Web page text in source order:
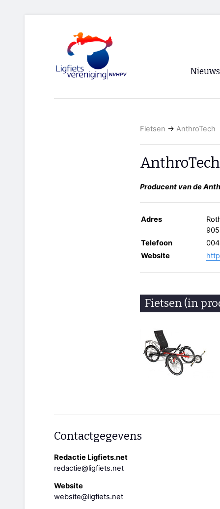
Nieuws
Archief
RSS
Fietsen → AnthroTech
AnthroTech
Producent van de
Adres
Telefoon
Website
Fietsen (in
Contactgegevens
Redactie Ligfiets.net
redactie@ligfiets.net
Website
website@ligfiets.net